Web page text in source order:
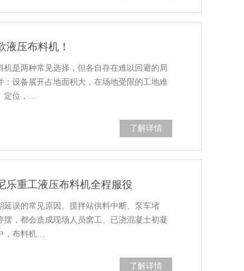
压布料机！
是两种常见选择，但各自存在难以回避的局
设备展开占地面积大，在场地受限的工地难
定位，…
了解详情
乐重工液压布料机全程服役
误的常见原因。搅拌站供料中断、泵车堵
，都会造成现场人员窝工、已浇混凝土初凝
，布料机…
了解详情